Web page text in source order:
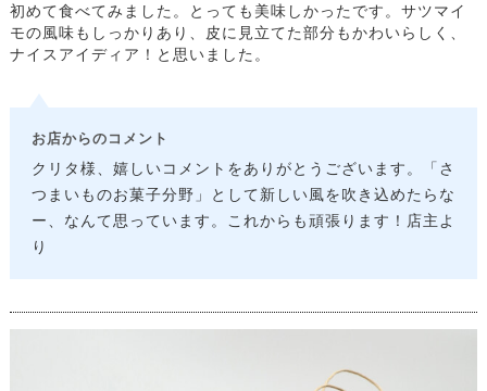
初めて食べてみました。とっても美味しかったです。サツマイ
モの風味もしっかりあり、皮に見立てた部分もかわいらしく、
ナイスアイディア！と思いました。
お店からのコメント
クリタ様、嬉しいコメントをありがとうございます。「さ
つまいものお菓子分野」として新しい風を吹き込めたらな
ー、なんて思っています。これからも頑張ります！店主よ
り